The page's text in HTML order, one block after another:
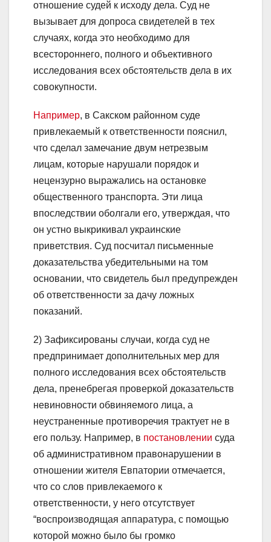
отношение судей к исходу дела. Суд не
вызывает для допроса свидетелей в тех
случаях, когда это необходимо для
всестороннего, полного и объективного
исследования всех обстоятельств дела в их
совокупности.
Например, в Сакском районном суде
привлекаемый к ответственности пояснил,
что сделал замечание двум нетрезвым
лицам, которые нарушали порядок и
нецензурно выражались на остановке
общественного транспорта. Эти лица
впоследствии оболгали его, утверждая, что
он устно выкрикивал украинские
приветствия. Суд посчитал письменные
доказательства убедительными на том
основании, что свидетель был предупрежден
об ответственности за дачу ложных
показаний.
2) Зафиксированы случаи, когда суд не
предпринимает дополнительных мер для
полного исследования всех обстоятельств
дела, пренебрегая проверкой доказательств
невиновности обвиняемого лица, а
неустраненные противоречия трактует не в
его пользу. Например, в постановлении суда
об административном правонарушении в
отношении жителя Евпатории отмечается,
что со слов привлекаемого к
ответственности, у него отсутствует
“воспроизводящая аппаратура, с помощью
которой можно было бы громко